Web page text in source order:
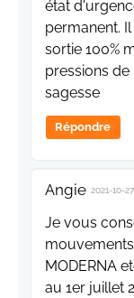
état
permanent.
sortie 100%
pressions de
sagesse
Répondre
Angie 2021-10-
Je vous
MODERNA
au 1er juillet